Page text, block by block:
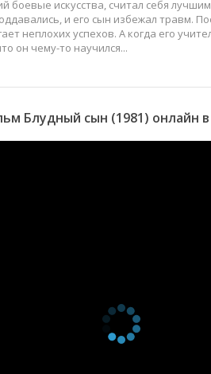
боевые искусства, считал себя
и его сын избежал травм.
неплохих успехов. А когда его
он чему-то научился...
Блудный сын (1981) онлайн